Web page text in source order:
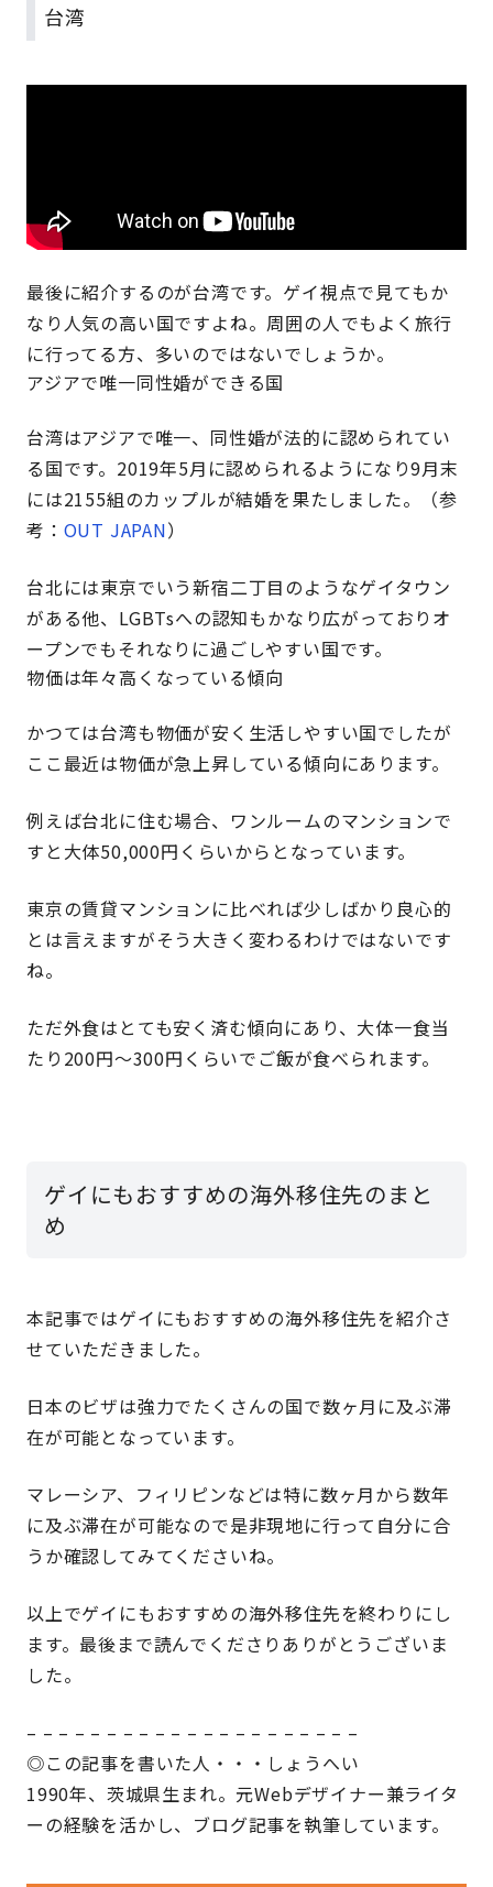
台湾
最後に紹介するのが台湾です。ゲイ視点で見てもか
なり人気の高い国ですよね。周囲の人でもよく旅行
に行ってる方、多いのではないでしょうか。
アジアで唯一同性婚ができる国
台湾はアジアで唯一、同性婚が法的に認められてい
る国です。2019年5月に認められるようになり9月末
には2155組のカップルが結婚を果たしました。（参
考： OUT JAPAN）
台北には東京でいう新宿二丁目のようなゲイタウン
がある他、LGBTsへの認知もかなり広がっておりオ
ープンでもそれなりに過ごしやすい国です。
物価は年々高くなっている傾向
かつては台湾も物価が安く生活しやすい国でしたが
ここ最近は物価が急上昇している傾向にあります。
例えば台北に住む場合、ワンルームのマンションで
すと大体50,000円くらいからとなっています。
東京の賃貸マンションに比べれば少しばかり良心的
とは言えますがそう大きく変わるわけではないです
ね。
ただ外食はとても安く済む傾向にあり、大体一食当
たり200円～300円くらいでご飯が食べられます。
ゲイにもおすすめの海外移住先のまと
め
本記事ではゲイにもおすすめの海外移住先を紹介さ
せていただきました。
日本のビザは強力でたくさんの国で数ヶ月に及ぶ滞
在が可能となっています。
マレーシア、フィリピンなどは特に数ヶ月から数年
に及ぶ滞在が可能なので是非現地に行って自分に合
うか確認してみてくださいね。
以上でゲイにもおすすめの海外移住先を終わりにし
ます。最後まで読んでくださりありがとうございま
した。
– – – – – – – – – – – – – – – – – – – – –
◎この記事を書いた人・・・しょうへい
1990年、茨城県生まれ。元Webデザイナー兼ライタ
ーの経験を活かし、ブログ記事を執筆しています。